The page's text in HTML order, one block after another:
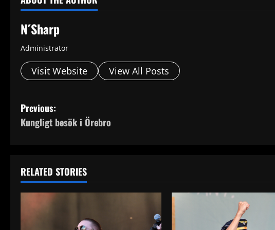
N´Sharp
Administrator
Visit Website View All Posts
P
o
t
n
a
Previous:
Kungligt besök i Örebro
RELATED STORIES